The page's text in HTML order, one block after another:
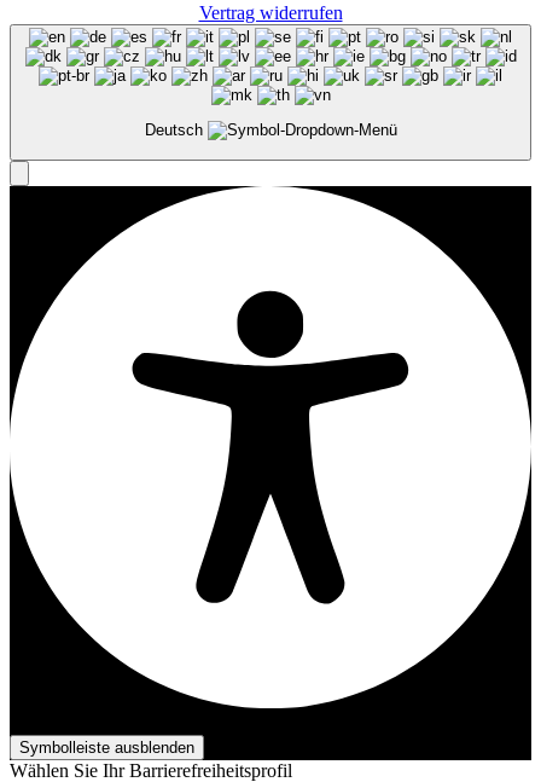
Vertrag widerrufen
Deutsch
Symbolleiste ausblenden
Wählen Sie Ihr Barrierefreiheitsprofil